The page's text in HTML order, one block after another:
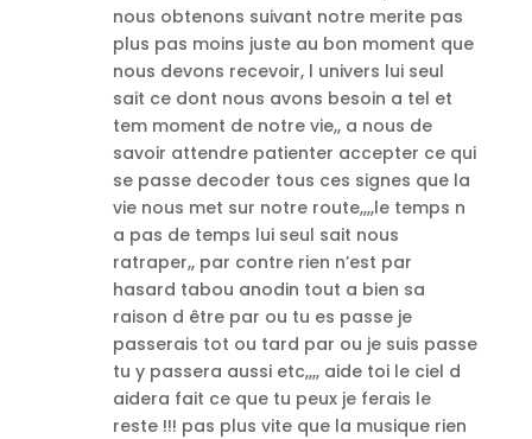
nous obtenons suivant notre merite pas
plus pas moins juste au bon moment que
nous devons recevoir, l univers lui seul
sait ce dont nous avons besoin a tel et
tem moment de notre vie,, a nous de
savoir attendre patienter accepter ce qui
se passe decoder tous ces signes que la
vie nous met sur notre route,,,,le temps n
a pas de temps lui seul sait nous
ratraper,, par contre rien n’est par
hasard tabou anodin tout a bien sa
raison d être par ou tu es passe je
passerais tot ou tard par ou je suis passe
tu y passera aussi etc,,,, aide toi le ciel d
aidera fait ce que tu peux je ferais le
reste !!! pas plus vite que la musique rien